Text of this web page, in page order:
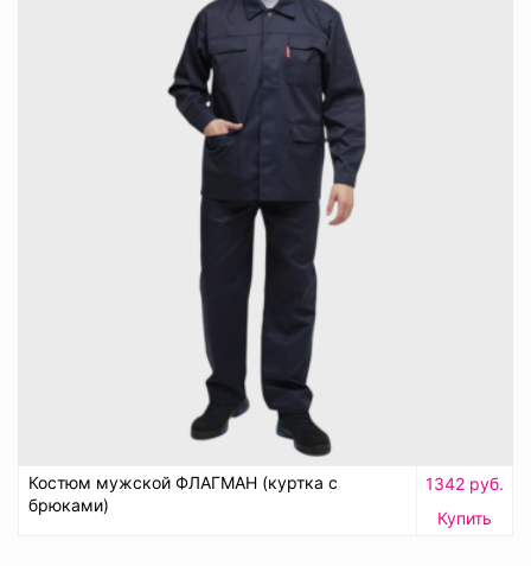
Костюм мужской ФЛАГМАН (куртка с
брюками)
1342 руб.
Купить